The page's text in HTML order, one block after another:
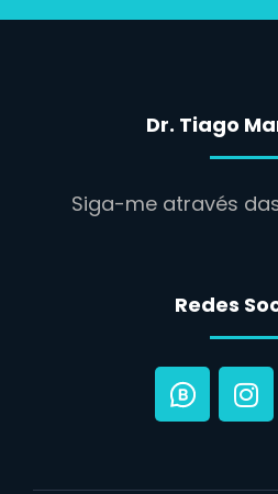
Dr. Tiago
Siga-me através
Redes